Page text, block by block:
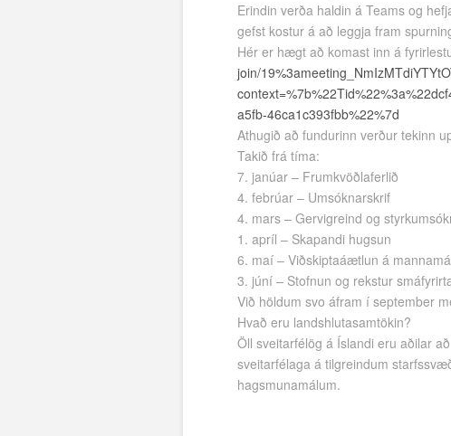
Erindin verða haldin á Teams og
gefst kostur á að leggja fram
Hér er hægt að komast inn á
join/
a5fb-46ca1c393fbb%22%7d
Athugið að fundurinn verður tekinn
Takið frá tíma:
7. janúar – Frumkvöðlaferlið
4. febrúar – Umsóknarskrif
4. mars – Gervigreind og
1. apríl – Skapandi hugsun
6. maí – Viðskiptaáætlun á
3. júní – Stofnun og rekstur
Við höldum svo áfram í september
Hvað eru landshlutasamtökin?
Öll sveitarfélög á Íslandi eru aðilar
sveitarfélaga á tilgreindum
hagsmunamálum.